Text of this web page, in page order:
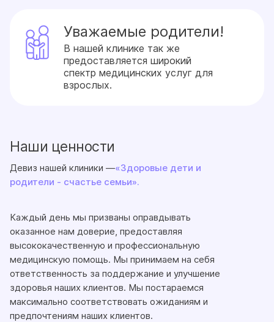
Наши ценности
Девиз нашей клиники —«Здоровые дети и
родители - счастье семьи».
Каждый день мы призваны оправдывать
оказанное нам доверие, предоставляя
высококачественную и профессиональную
медицинскую помощь. Мы принимаем на себя
ответственность за поддержание и улучшение
здоровья наших клиентов. Мы постараемся
максимально соответствовать ожиданиям и
предпочтениям наших клиентов.
Уважаемые родители!
В нашей клинике так же
предоставляется широкий
спектр медицинских услуг для
взрослых.